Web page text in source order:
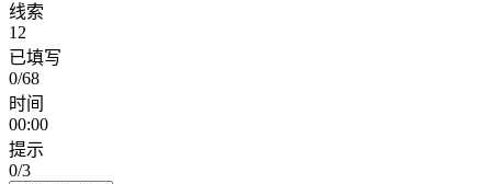
线索
12
已填写
0/68
时间
00:00
提示
0/3